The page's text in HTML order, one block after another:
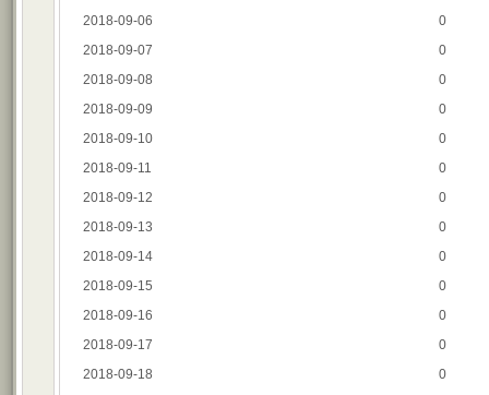
2018-09-06
0
2018-09-07
0
2018-09-08
0
2018-09-09
0
2018-09-10
0
2018-09-11
0
2018-09-12
0
2018-09-13
0
2018-09-14
0
2018-09-15
0
2018-09-16
0
2018-09-17
0
2018-09-18
0